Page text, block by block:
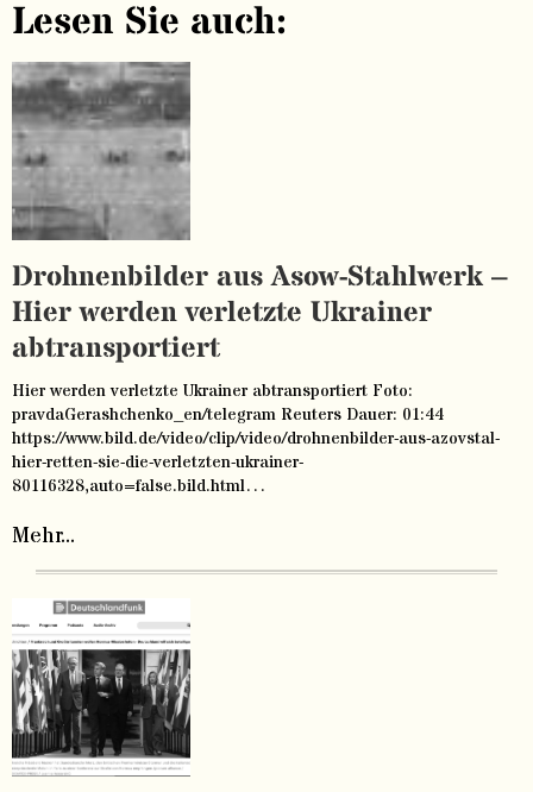
Lesen Sie auch:
Drohnenbilder aus Asow-Stahlwerk –
Hier werden verletzte Ukrainer
abtransportiert
Hier werden verletzte Ukrainer abtransportiert Foto:
pravdaGerashchenko_en/telegram Reuters Dauer: 01:44
https://www.bild.de/video/clip/video/drohnenbilder-aus-azovstal-
hier-retten-sie-die-verletzten-ukrainer-
80116328,auto=false.bild.html…
Mehr...